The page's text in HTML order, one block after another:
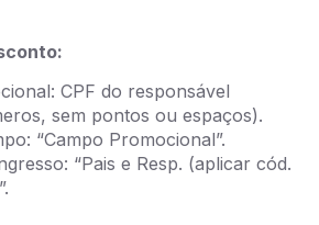
CPF do responsável
sem pontos ou espaços).
“Campo Promocional”.
“Pais e Resp. (aplicar cód.